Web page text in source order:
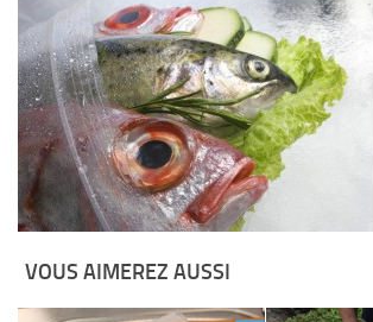
VOUS AIMEREZ AUSSI